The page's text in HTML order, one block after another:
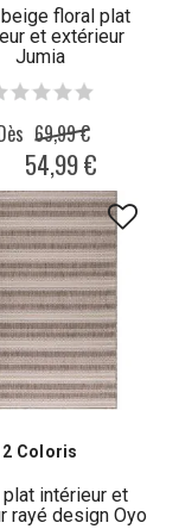
floral plat
et extérieur
Jumia
69,99 €
54,99 €
2 Coloris
intérieur et
rayé design Oyo